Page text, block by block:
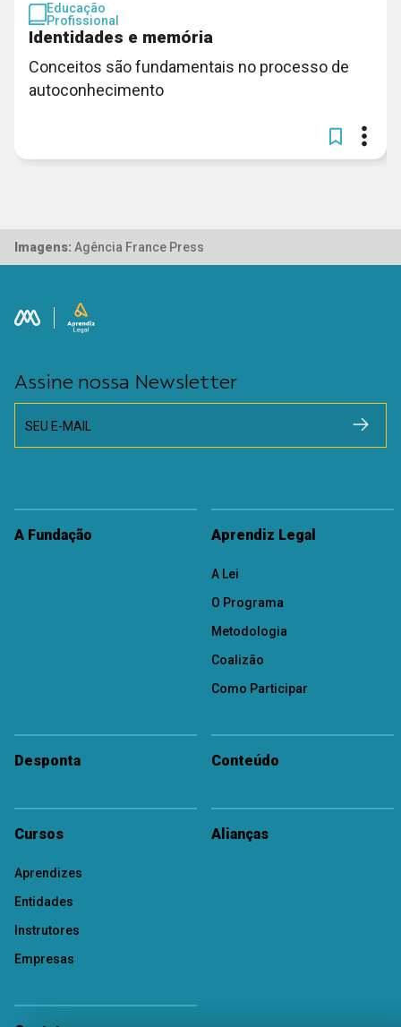
Educação
Profissional
Identidades e memória
Conceitos são fundamentais no processo de
autoconhecimento
Imagens: Agência France Press
Assine nossa Newsletter
SEU E-MAIL
A Fundação Aprendiz Legal
A Lei
O Programa
Metodologia
Coalizão
Como Participar
Desponta Conteúdo
Cursos
Aprendizes
Entidades
Instrutores
Empresas
Alianças